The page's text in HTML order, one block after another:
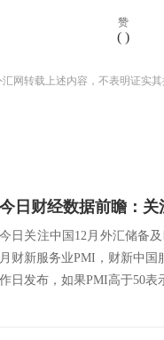
赞
( )
网转载上述内容，不表明证实
今日关注中国12月外汇储备
月财新服务业PMI，财新中
作日发布，如果PMI高于50表